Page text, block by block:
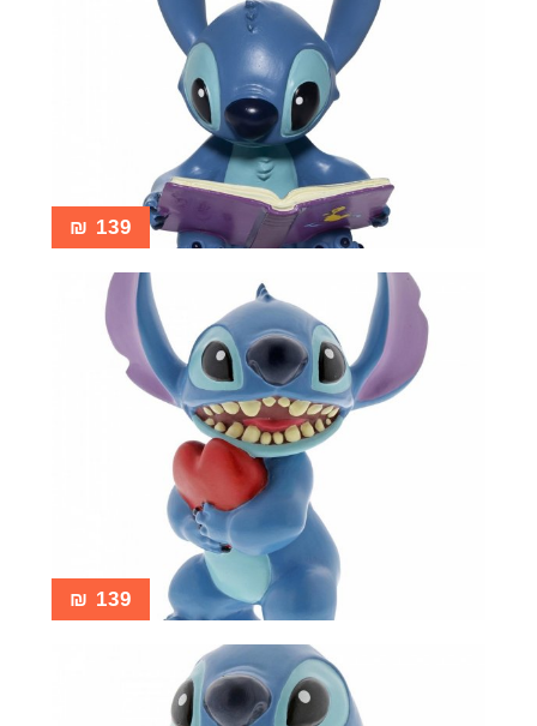
139
₪
139
₪